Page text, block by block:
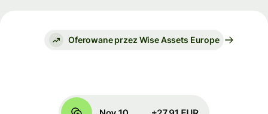
Oferowane przez Wise Assets Europe